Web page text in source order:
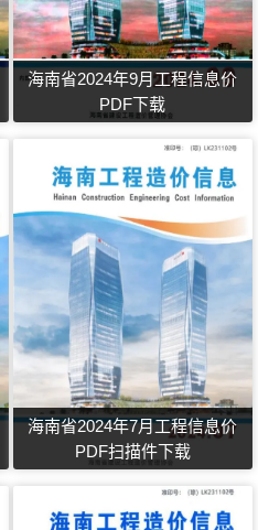
海南省2024年9月工程信息价
PDF下载
海南省2024年7月工程信息价
PDF扫描件下载